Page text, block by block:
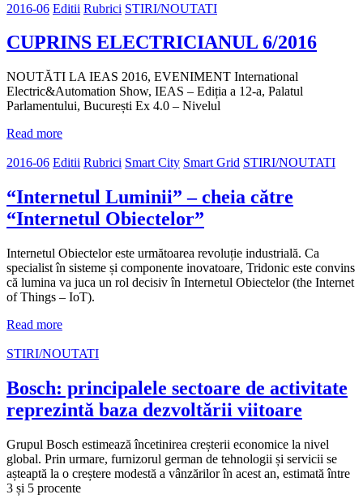
2016-06 Editii Rubrici STIRI/NOUTATI
CUPRINS ELECTRICIANUL 6/2016
NOUTĂTI LA IEAS 2016, EVENIMENT International
Electric&Automation Show, IEAS – Ediția a 12-a, Palatul
Parlamentului, București Ex 4.0 – Nivelul
Read more
2016-06 Editii Rubrici Smart City Smart Grid STIRI/NOUTATI
“Internetul Luminii” – cheia către
“Internetul Obiectelor”
Internetul Obiectelor este următoarea revoluție industrială. Ca
specialist în sisteme și componente inovatoare, Tridonic este convins
că lumina va juca un rol decisiv în Internetul Obiectelor (the Internet
of Things – IoT).
Read more
STIRI/NOUTATI
Bosch: principalele sectoare de activitate
reprezintă baza dezvoltării viitoare
Grupul Bosch estimează încetinirea creșterii economice la nivel
global. Prin urmare, furnizorul german de tehnologii și servicii se
așteaptă la o creștere modestă a vânzărilor în acest an, estimată între
3 și 5 procente